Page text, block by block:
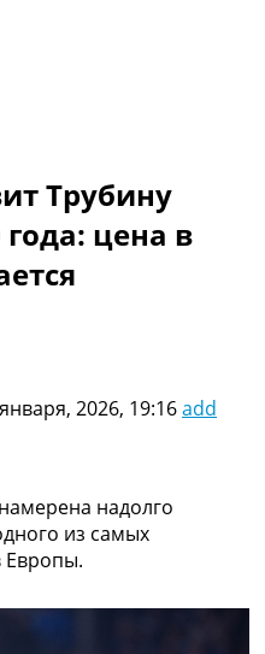
Мира
Трубину
цена в
2026, 19:16add
намерена надолго
из самых
Европы.